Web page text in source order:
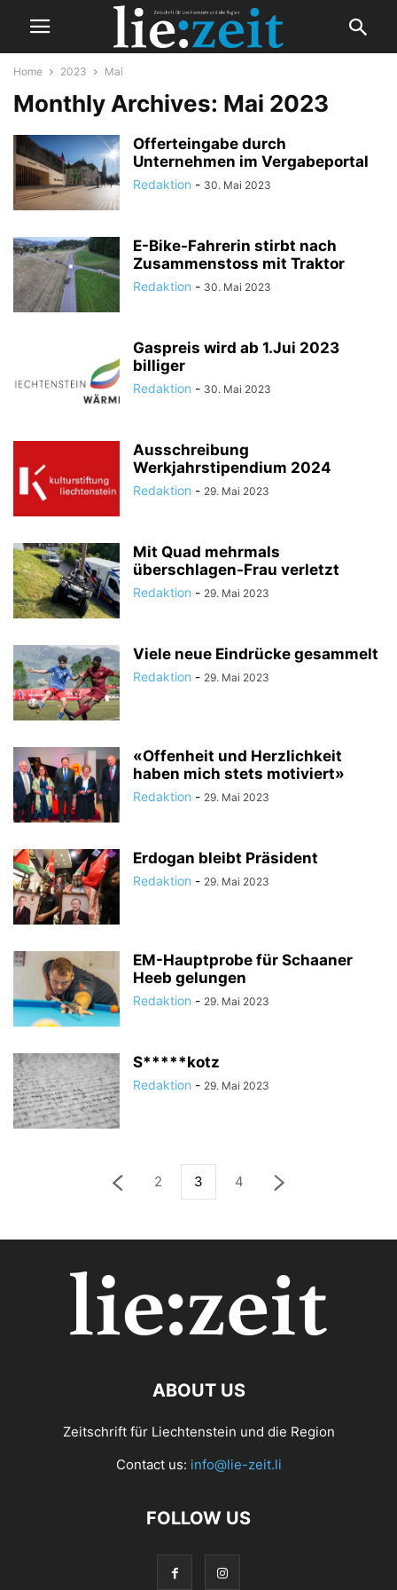
Home 2023 Mai
Monthly Archives: Mai 2023
Offerteingabe durch
Unternehmen im Vergabeportal
Redaktion - 30. Mai 2023
E-Bike-Fahrerin stirbt nach
Zusammenstoss mit Traktor
Redaktion - 30. Mai 2023
Gaspreis wird ab 1.Jui 2023
billiger
Redaktion - 30. Mai 2023
Ausschreibung
Werkjahrstipendium 2024
Redaktion - 29. Mai 2023
Mit Quad mehrmals
überschlagen-Frau verletzt
Redaktion - 29. Mai 2023
Viele neue Eindrücke gesammelt
Redaktion - 29. Mai 2023
«Offenheit und Herzlichkeit
haben mich stets motiviert»
Redaktion - 29. Mai 2023
Erdogan bleibt Präsident
Redaktion - 29. Mai 2023
EM-Hauptprobe für Schaaner
Heeb gelungen
Redaktion - 29. Mai 2023
S*****kotz
Redaktion - 29. Mai 2023
2 3 4
ABOUT US
Zeitschrift für Liechtenstein und die Region
Contact us: info@lie-zeit.li
FOLLOW US